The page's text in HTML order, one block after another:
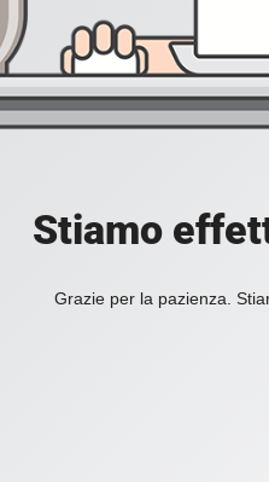
Stiamo
Grazie per la pazienza.